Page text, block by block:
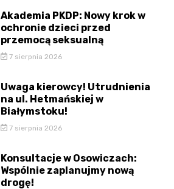
Akademia PKDP: Nowy krok w
ochronie dzieci przed
przemocą seksualną
7 sierpnia 2026
Uwaga kierowcy! Utrudnienia
na ul. Hetmańskiej w
Białymstoku!
7 sierpnia 2026
Konsultacje w Osowiczach:
Wspólnie zaplanujmy nową
drogę!